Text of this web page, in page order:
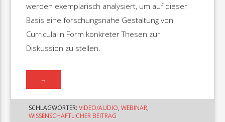
SCHLAGWÖRTER:VIDEO/AUDIO,WEBINAR,
WISSENSCHAFTLICHER BEITRAG
werden exemplarisch analysiert, um auf dieser
Basis eine forschungsnahe Gestaltung von
Curricula in Form konkreter Thesen zur
Diskussion zu stellen.
→